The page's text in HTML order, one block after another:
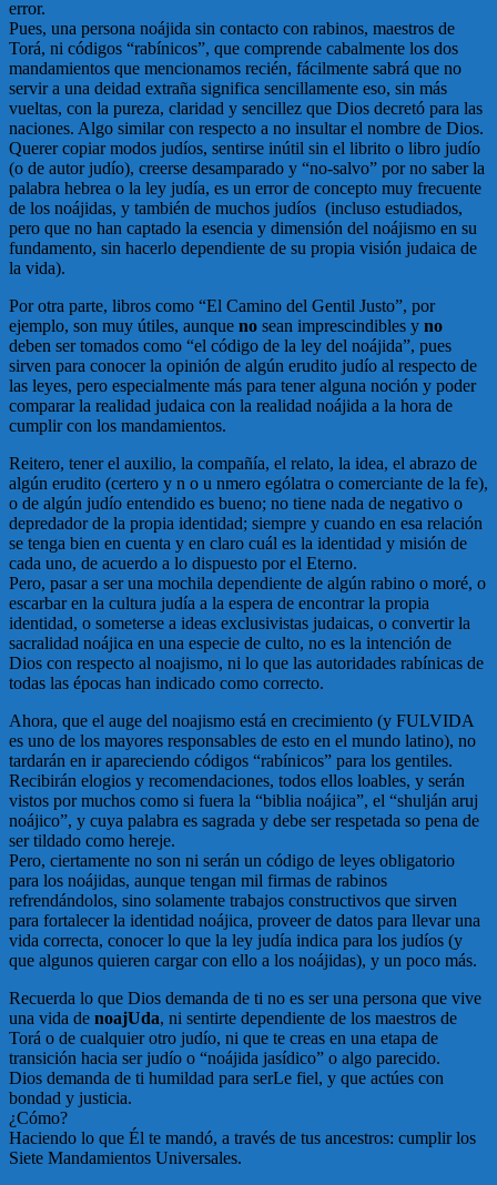
error.
Pues, una persona noájida sin contacto con rabinos, maestros de
Torá, ni códigos “rabínicos”, que comprende cabalmente los dos
mandamientos que mencionamos recién, fácilmente sabrá que no
servir a una deidad extraña significa sencillamente eso, sin más
vueltas, con la pureza, claridad y sencillez que Dios decretó para las
naciones. Algo similar con respecto a no insultar el nombre de Dios.
Querer copiar modos judíos, sentirse inútil sin el librito o libro judío
(o de autor judío), creerse desamparado y “no-salvo” por no saber la
palabra hebrea o la ley judía, es un error de concepto muy frecuente
de los noájidas, y también de muchos judíos (incluso estudiados,
pero que no han captado la esencia y dimensión del noájismo en su
fundamento, sin hacerlo dependiente de su propia visión judaica de
la vida).
Por otra parte, libros como “El Camino del Gentil Justo”, por
ejemplo, son muy útiles, aunque no sean imprescindibles y no
deben ser tomados como “el código de la ley del noájida”, pues
sirven para conocer la opinión de algún erudito judío al respecto de
las leyes, pero especialmente más para tener alguna noción y poder
comparar la realidad judaica con la realidad noájida a la hora de
cumplir con los mandamientos.
Reitero, tener el auxilio, la compañía, el relato, la idea, el abrazo de
algún erudito (certero y n o u nmero ególatra o comerciante de la fe),
o de algún judío entendido es bueno; no tiene nada de negativo o
depredador de la propia identidad; siempre y cuando en esa relación
se tenga bien en cuenta y en claro cuál es la identidad y misión de
cada uno, de acuerdo a lo dispuesto por el Eterno.
Pero, pasar a ser una mochila dependiente de algún rabino o moré, o
escarbar en la cultura judía a la espera de encontrar la propia
identidad, o someterse a ideas exclusivistas judaicas, o convertir la
sacralidad noájica en una especie de culto, no es la intención de
Dios con respecto al noajismo, ni lo que las autoridades rabínicas de
todas las épocas han indicado como correcto.
Ahora, que el auge del noajismo está en crecimiento (y FULVIDA
es uno de los mayores responsables de esto en el mundo latino), no
tardarán en ir apareciendo códigos “rabínicos” para los gentiles.
Recibirán elogios y recomendaciones, todos ellos loables, y serán
vistos por muchos como si fuera la “biblia noájica”, el “shulján aruj
noájico”, y cuya palabra es sagrada y debe ser respetada so pena de
ser tildado como hereje.
Pero, ciertamente no son ni serán un código de leyes obligatorio
para los noájidas, aunque tengan mil firmas de rabinos
refrendándolos, sino solamente trabajos constructivos que sirven
para fortalecer la identidad noájica, proveer de datos para llevar una
vida correcta, conocer lo que la ley judía indica para los judíos (y
que algunos quieren cargar con ello a los noájidas), y un poco más.
Recuerda lo que Dios demanda de ti no es ser una persona que vive
una vida de noajUda, ni sentirte dependiente de los maestros de
Torá o de cualquier otro judío, ni que te creas en una etapa de
transición hacia ser judío o “noájida jasídico” o algo parecido.
Dios demanda de ti humildad para serLe fiel, y que actúes con
bondad y justicia.
¿Cómo?
Haciendo lo que Él te mandó, a través de tus ancestros: cumplir los
Siete Mandamientos Universales.